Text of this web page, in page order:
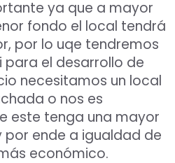
ya que a mayor
fondo el local tendrá
por lo uqe tendremos
para el desarrollo de
necesitamos un local
o nos es
este tenga una mayor
ende a igualdad de
económico.